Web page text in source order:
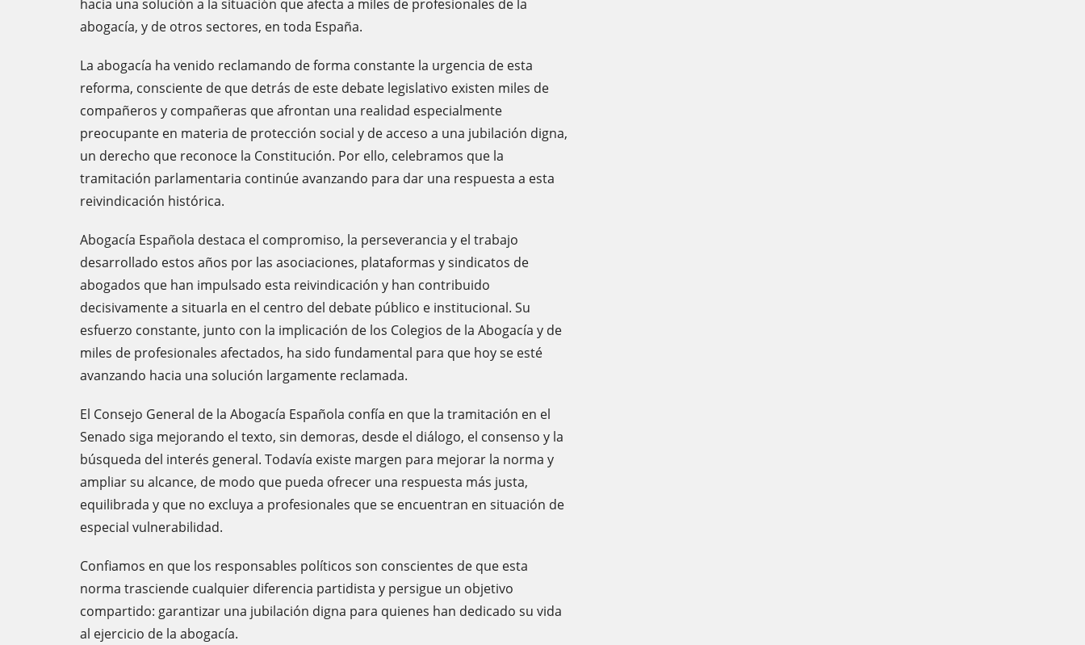
hacia una solución a la situación que afecta a miles de profesionales de la
abogacía, y de otros sectores, en toda España.
La abogacía ha venido reclamando de forma constante la urgencia de esta
reforma, consciente de que detrás de este debate legislativo existen miles de
compañeros y compañeras que afrontan una realidad especialmente
preocupante en materia de protección social y de acceso a una jubilación digna,
un derecho que reconoce la Constitución. Por ello, celebramos que la
tramitación parlamentaria continúe avanzando para dar una respuesta a esta
reivindicación histórica.
Abogacía Española destaca el compromiso, la perseverancia y el trabajo
desarrollado estos años por las asociaciones, plataformas y sindicatos de
abogados que han impulsado esta reivindicación y han contribuido
decisivamente a situarla en el centro del debate público e institucional. Su
esfuerzo constante, junto con la implicación de los Colegios de la Abogacía y de
miles de profesionales afectados, ha sido fundamental para que hoy se esté
avanzando hacia una solución largamente reclamada.
El Consejo General de la Abogacía Española confía en que la tramitación en el
Senado siga mejorando el texto, sin demoras, desde el diálogo, el consenso y la
búsqueda del interés general. Todavía existe margen para mejorar la norma y
ampliar su alcance, de modo que pueda ofrecer una respuesta más justa,
equilibrada y que no excluya a profesionales que se encuentran en situación de
especial vulnerabilidad.
Confiamos en que los responsables políticos son conscientes de que esta
norma trasciende cualquier diferencia partidista y persigue un objetivo
compartido: garantizar una jubilación digna para quienes han dedicado su vida
al ejercicio de la abogacía.